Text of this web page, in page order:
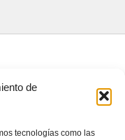
de
tecnologías como las